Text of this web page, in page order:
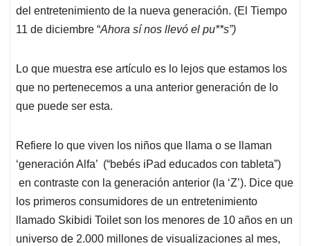
del entretenimiento de la nueva generación. (El Tiempo
11 de diciembre “Ahora sí nos llevó el pu**s”)
Lo que muestra ese artículo es lo lejos que estamos los
que no pertenecemos a una anterior generación de lo
que puede ser esta.
Refiere lo que viven los niños que llama o se llaman
‘generación Alfa’ (“bebés iPad educados con tableta”)
en contraste con la generación anterior (la ‘Z’). Dice que
los primeros consumidores de un entretenimiento
llamado Skibidi Toilet son los menores de 10 años en un
universo de 2.000 millones de visualizaciones al mes,